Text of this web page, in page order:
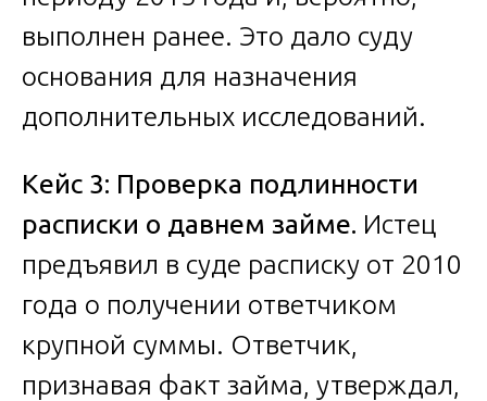
выполнен ранее. Это дало суду
основания для назначения
дополнительных исследований.
Кейс 3: Проверка подлинности
расписки о давнем займе. Истец
предъявил в суде расписку от 2010
года о получении ответчиком
крупной суммы. Ответчик,
признавая факт займа, утверждал,